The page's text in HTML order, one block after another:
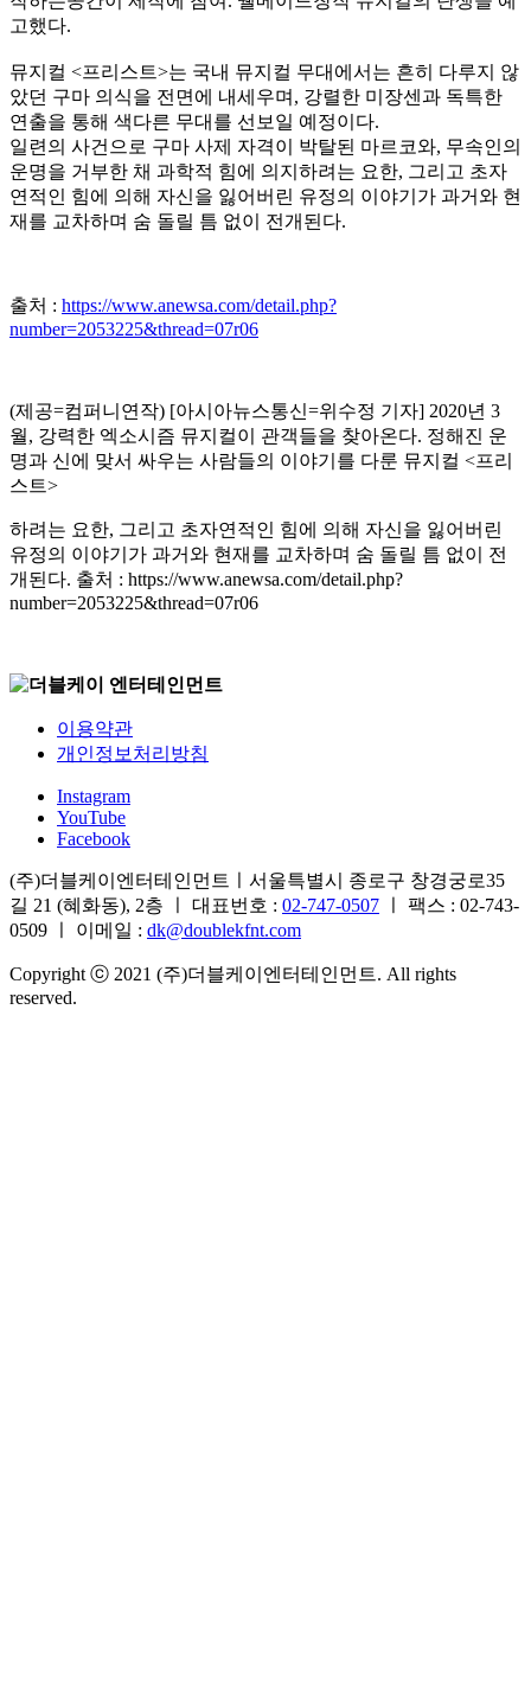
고했다.
뮤지컬 <프리스트>는 국내 뮤지컬 무대에서는 흔히 다루지 않
았던 구마 의식을 전면에 내세우며, 강렬한 미장센과 독특한
연출을 통해 색다른 무대를 선보일 예정이다.
일련의 사건으로 구마 사제 자격이 박탈된 마르코와, 무속인의
운명을 거부한 채 과학적 힘에 의지하려는 요한, 그리고 초자
연적인 힘에 의해 자신을 잃어버린 유정의 이야기가 과거와 현
재를 교차하며 숨 돌릴 틈 없이 전개된다.
출처 : https://www.anewsa.com/detail.php?
number=2053225&thread=07r06
(제공=컴퍼니연작) [아시아뉴스통신=위수정 기자] 2020년 3
월, 강력한 엑소시즘 뮤지컬이 관객들을 찾아온다. 정해진 운
명과 신에 맞서 싸우는 사람들의 이야기를 다룬 뮤지컬 <프리
스트>
하려는 요한, 그리고 초자연적인 힘에 의해 자신을 잃어버린
유정의 이야기가 과거와 현재를 교차하며 숨 돌릴 틈 없이 전
개된다. 출처 : https://www.anewsa.com/detail.php?
number=2053225&thread=07r06
이용약관
개인정보처리방침
Instagram
YouTube
Facebook
(주)더블케이엔터테인먼트ㅣ서울특별시 종로구 창경궁로35
길 21 (혜화동), 2층 ㅣ 대표번호 : 02-747-0507 ㅣ 팩스 : 02-743-
0509 ㅣ 이메일 : dk@doublekfnt.com
Copyright ⓒ 2021 (주)더블케이엔터테인먼트. All rights
reserved.